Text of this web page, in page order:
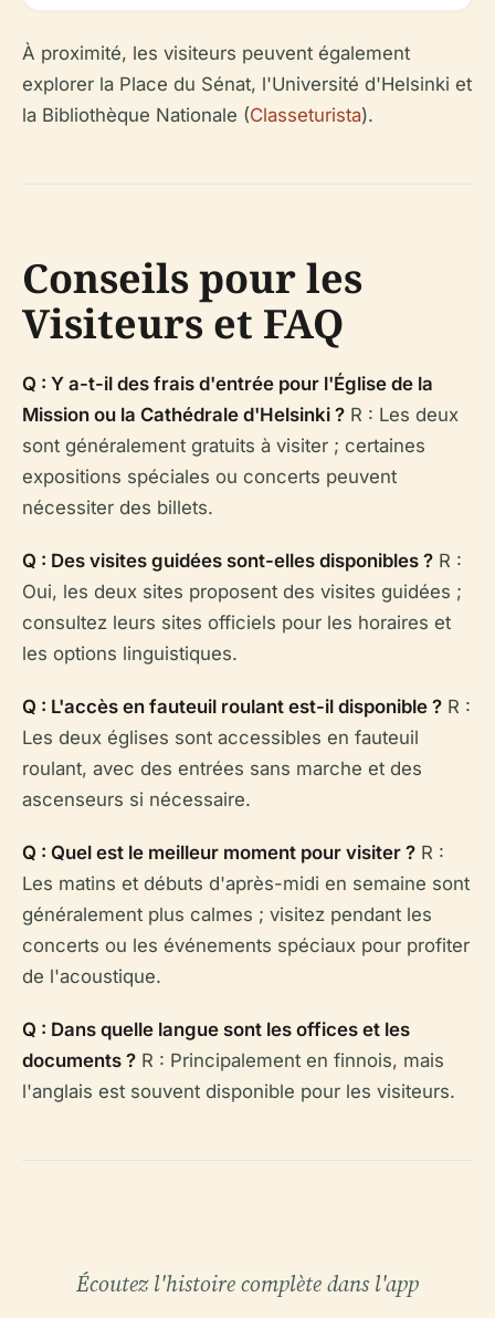
À proximité, les visiteurs peuvent également
explorer la Place du Sénat, l'Université d'Helsinki et
la Bibliothèque Nationale (Classeturista).
Conseils pour les
Visiteurs et FAQ
Q : Y a-t-il des frais d'entrée pour l'Église de la
Mission ou la Cathédrale d'Helsinki ? R : Les deux
sont généralement gratuits à visiter ; certaines
expositions spéciales ou concerts peuvent
nécessiter des billets.
Q : Des visites guidées sont-elles disponibles ? R :
Oui, les deux sites proposent des visites guidées ;
consultez leurs sites officiels pour les horaires et
les options linguistiques.
Q : L'accès en fauteuil roulant est-il disponible ? R :
Les deux églises sont accessibles en fauteuil
roulant, avec des entrées sans marche et des
ascenseurs si nécessaire.
Q : Quel est le meilleur moment pour visiter ? R :
Les matins et débuts d'après-midi en semaine sont
généralement plus calmes ; visitez pendant les
concerts ou les événements spéciaux pour profiter
de l'acoustique.
Q : Dans quelle langue sont les offices et les
documents ? R : Principalement en finnois, mais
l'anglais est souvent disponible pour les visiteurs.
Écoutez l'histoire complète dans l'app